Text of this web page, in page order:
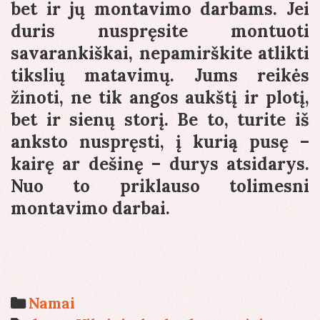
bet ir jų montavimo darbams. Jei
duris nuspręsite montuoti
savarankiškai, nepamirškite atlikti
tikslių matavimų. Jums reikės
žinoti, ne tik angos aukštį ir plotį,
bet ir sienų storį. Be to, turite iš
anksto nuspręsti, į kurią pusę –
kairę ar dešinę – durys atsidarys.
Nuo to priklauso tolimesni
montavimo darbai.
Categories
Namai